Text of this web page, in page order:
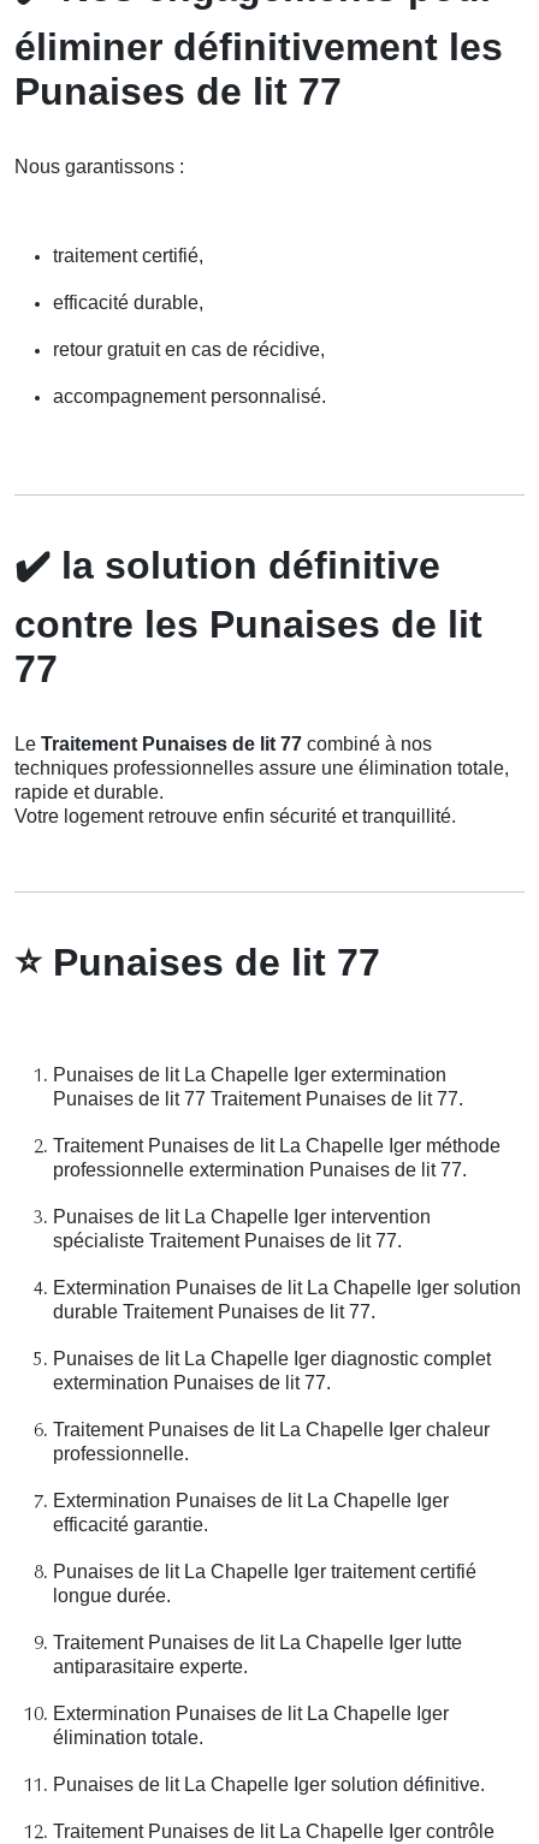
éliminer définitivement les
Punaises de lit 77
Nous garantissons :
traitement certifié,
efficacité durable,
retour gratuit en cas de récidive,
accompagnement personnalisé.
✔️ la solution définitive
contre les Punaises de lit
77
Le Traitement Punaises de lit 77 combiné à nos
techniques professionnelles assure une élimination totale,
rapide et durable.
Votre logement retrouve enfin sécurité et tranquillité.
⭐Punaises de lit 77
Punaises de lit La Chapelle Iger extermination
Punaises de lit 77 Traitement Punaises de lit 77.
Traitement Punaises de lit La Chapelle Iger méthode
professionnelle extermination Punaises de lit 77.
Punaises de lit La Chapelle Iger intervention
spécialiste Traitement Punaises de lit 77.
Extermination Punaises de lit La Chapelle Iger solution
durable Traitement Punaises de lit 77.
Punaises de lit La Chapelle Iger diagnostic complet
extermination Punaises de lit 77.
Traitement Punaises de lit La Chapelle Iger chaleur
professionnelle.
Extermination Punaises de lit La Chapelle Iger
efficacité garantie.
Punaises de lit La Chapelle Iger traitement certifié
longue durée.
Traitement Punaises de lit La Chapelle Iger lutte
antiparasitaire experte.
Extermination Punaises de lit La Chapelle Iger
élimination totale.
Punaises de lit La Chapelle Iger solution définitive.
Traitement Punaises de lit La Chapelle Iger contrôle